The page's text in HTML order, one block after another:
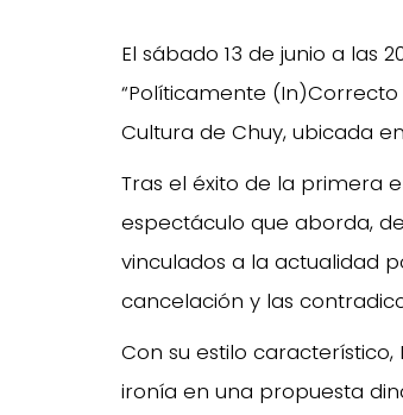
El sábado 13 de junio a las
“Políticamente (In)Correcto
Cultura de Chuy, ubicada
Tras el éxito de la primera
espectáculo que aborda,
vinculados a la actualidad
cancelación y las
Con su estilo
ironía en una propuesta